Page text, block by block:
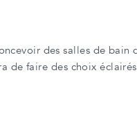
des salles de bain
de faire des choix